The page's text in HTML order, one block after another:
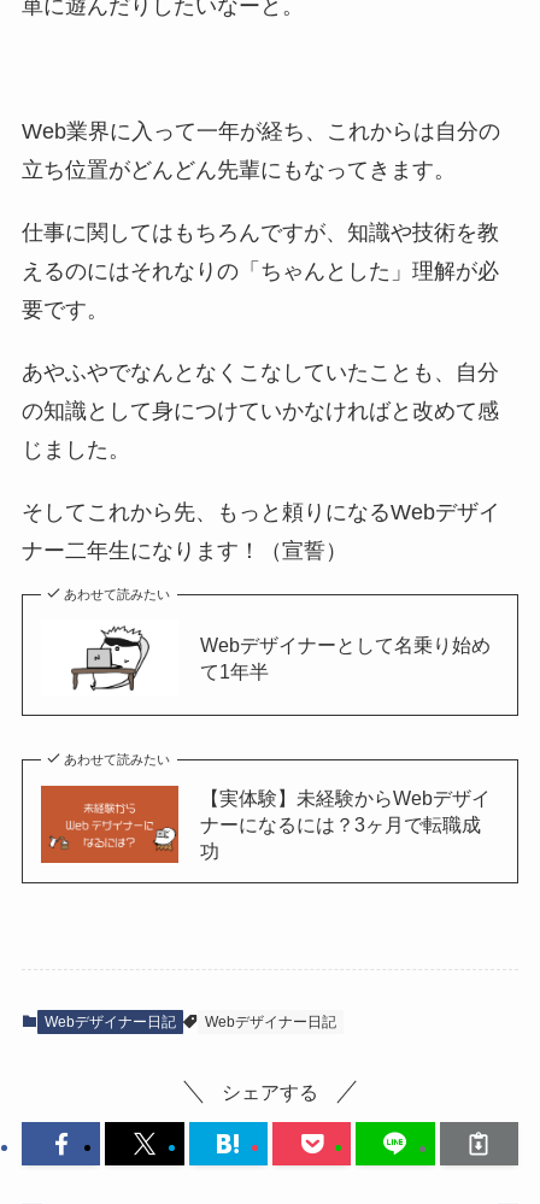
単に遊んだりしたいなーと。
Web業界に入って一年が経ち、これからは自分の
立ち位置がどんどん先輩にもなってきます。
仕事に関してはもちろんですが、知識や技術を教
えるのにはそれなりの「ちゃんとした」理解が必
要です。
あやふやでなんとなくこなしていたことも、自分
の知識として身につけていかなければと改めて感
じました。
そしてこれから先、もっと頼りになるWebデザイ
ナー二年生になります！（宣誓）
あわせて読みたい
Webデザイナーとして名乗り始め
て1年半
あわせて読みたい
【実体験】未経験からWebデザイ
ナーになるには？3ヶ月で転職成
功
Webデザイナー日記 Webデザイナー日記
シェアする